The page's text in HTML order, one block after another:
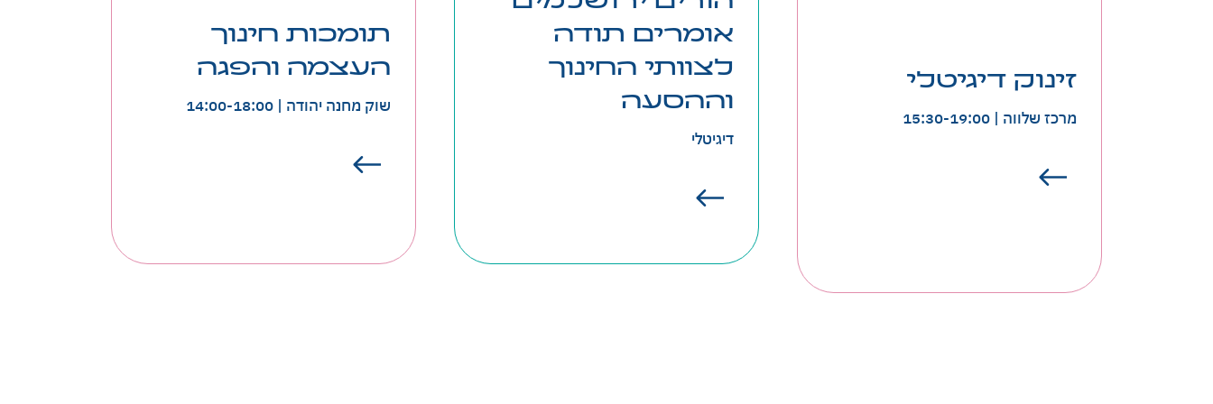
זינוק דיגיטלי
מרכז שלווה | 15:30-19:00
סיכום המהלך בשנה החולפת בדגש
לתהליכים הפדגוגיים שנעשים בבתי
הספר, האירוע יכלול הרצאת העשרה
אומרים תודה
לצוותי החינוך
וההסעה
דיגיטלי
יחידת ההורות וסקולבס הקימו לכם
פלטפורמה דיגיטלית לומר בה תודה
תומכות חינוך
העצמה והפגה
שוק מחנה יהודה | 14:00-18:00
סיורי שוק לאורך כל השבוע